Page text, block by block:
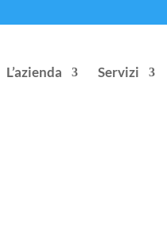
L’azienda Servizi